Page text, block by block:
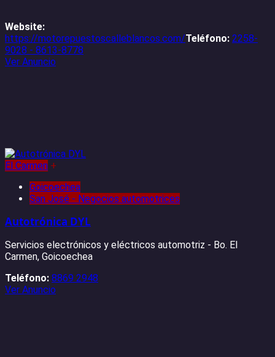
Website:
https://motorepuestoscalleblancos.com/Teléfono: 2258-
9028 - 8613-8778
Ver Anuncio
El Carmen +
Goicoechea
San José - Negocios automotrices
Autotrónica DYL
Servicios electrónicos y eléctricos automotriz - Bo. El
Carmen, Goicoechea
Teléfono: 8869 2948
Ver Anuncio